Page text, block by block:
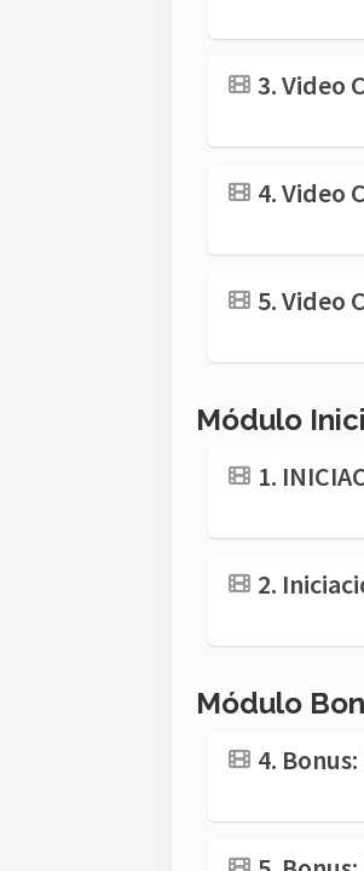
3. Video
4. Video
5. Video
Módulo
1.
2.
Módulo
4.